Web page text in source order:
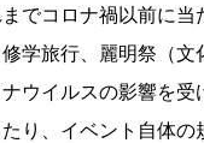
でコロナ禍以前に当
学旅行、麗明祭（文
ウイルスの影響を受
り、イベント自体の